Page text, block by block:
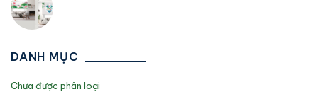
DANH MỤC
Chưa được phân loại